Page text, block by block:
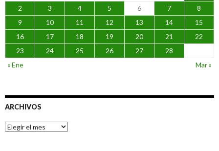
2
3 4 5 6 7
8
9
10 11 12 13 14
15
16
17 18 19 20 21
22
23
24 25 26 27
28
« Ene
Mar »
ARCHIVOS
Archivos